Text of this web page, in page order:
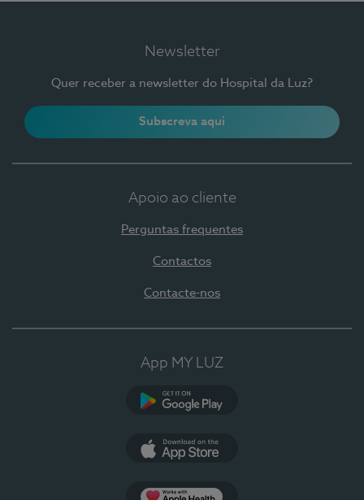
Newsletter
Quer receber a newsletter do Hospital da Luz?
Subscreva aqui
Apoio ao cliente
Perguntas frequentes
Contactos
Contacte-nos
App MY LUZ